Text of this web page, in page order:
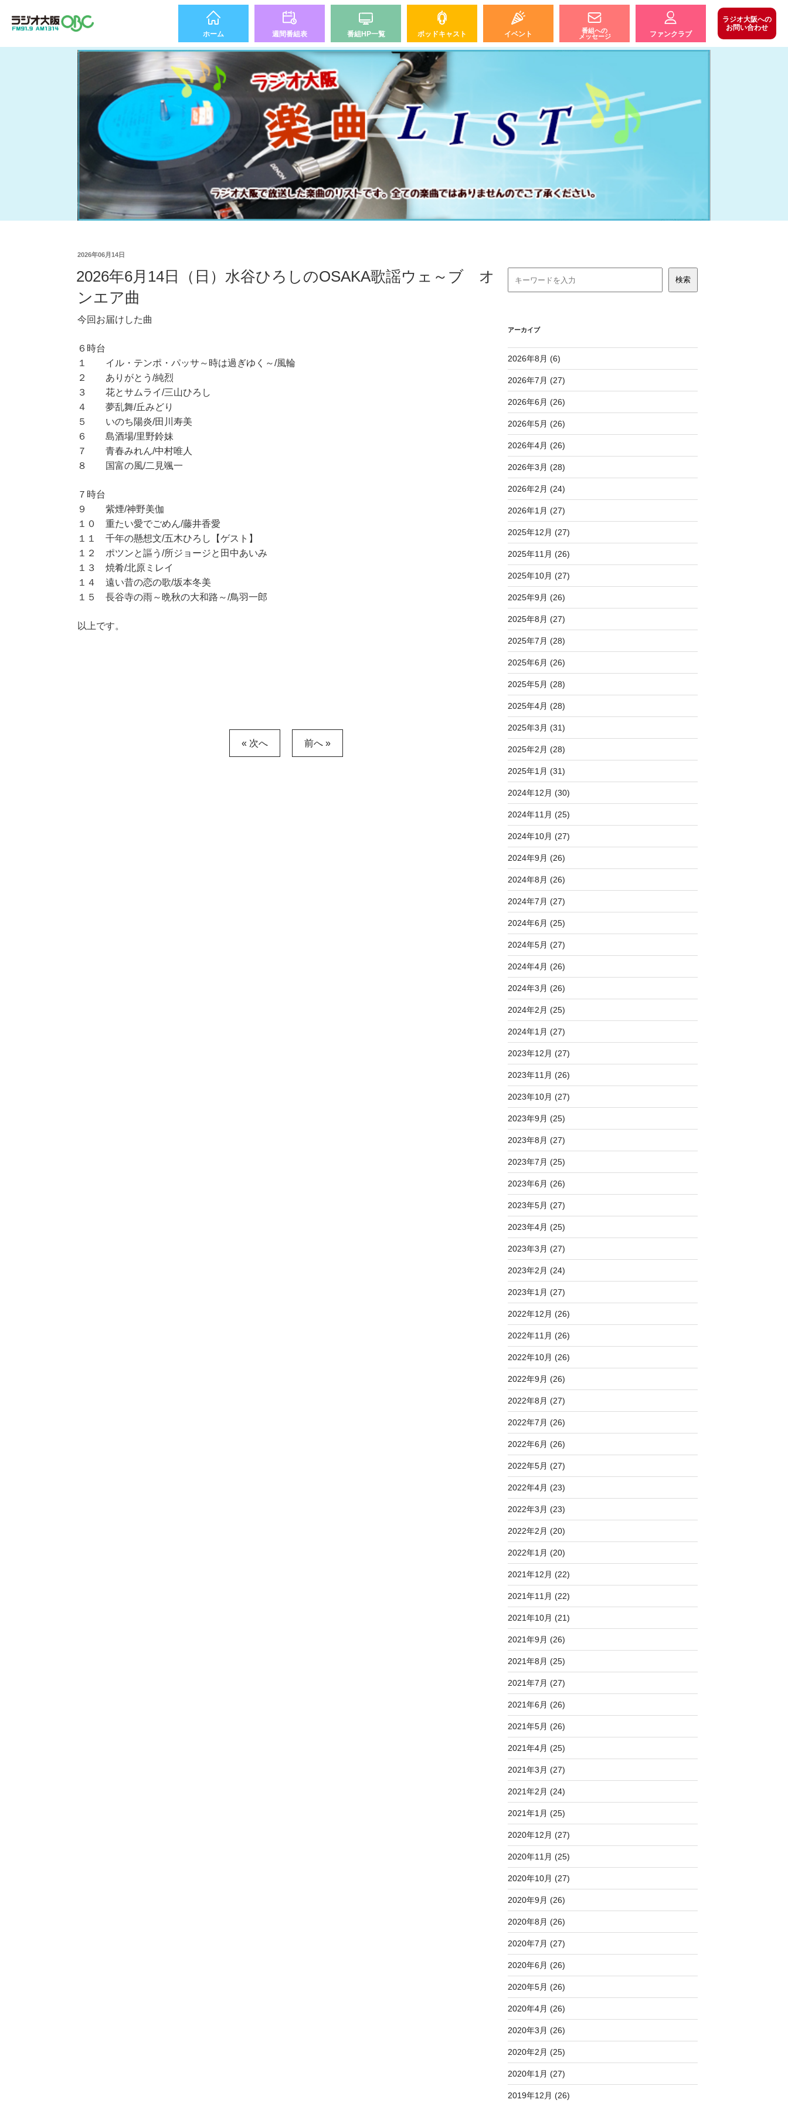
ホーム 週間番組表 番組HP一覧 ポッドキャスト イベント
番組への
メッセージ
ファンクラブ
ラジオ大阪への
お問い合わせ
2026年06月14日
2026年6月14日（日）水谷ひろしのOSAKA歌謡ウェ～ブ オ
ンエア曲
今回お届けした曲
６時台
１ イル・テンポ・パッサ～時は過ぎゆく～/風輪
２ ありがとう/純烈
３ 花とサムライ/三山ひろし
４ 夢乱舞/丘みどり
５ いのち陽炎/田川寿美
６ 島酒場/里野鈴妹
７ 青春みれん/中村唯人
８ 国富の風/二見颯一
７時台
９ 紫煙/神野美伽
１０ 重たい愛でごめん/藤井香愛
１１ 千年の懸想文/五木ひろし【ゲスト】
１２ ポツンと謳う/所ジョージと田中あいみ
１３ 焼肴/北原ミレイ
１４ 遠い昔の恋の歌/坂本冬美
１５ 長谷寺の雨～晩秋の大和路～/鳥羽一郎
以上です。
« 次へ 前へ »
アーカイブ
2026年8月 (6)
2026年7月 (27)
2026年6月 (26)
2026年5月 (26)
2026年4月 (26)
2026年3月 (28)
2026年2月 (24)
2026年1月 (27)
2025年12月 (27)
2025年11月 (26)
2025年10月 (27)
2025年9月 (26)
2025年8月 (27)
2025年7月 (28)
2025年6月 (26)
2025年5月 (28)
2025年4月 (28)
2025年3月 (31)
2025年2月 (28)
2025年1月 (31)
2024年12月 (30)
2024年11月 (25)
2024年10月 (27)
2024年9月 (26)
2024年8月 (26)
2024年7月 (27)
2024年6月 (25)
2024年5月 (27)
2024年4月 (26)
2024年3月 (26)
2024年2月 (25)
2024年1月 (27)
2023年12月 (27)
2023年11月 (26)
2023年10月 (27)
2023年9月 (25)
2023年8月 (27)
2023年7月 (25)
2023年6月 (26)
2023年5月 (27)
2023年4月 (25)
2023年3月 (27)
2023年2月 (24)
2023年1月 (27)
2022年12月 (26)
2022年11月 (26)
2022年10月 (26)
2022年9月 (26)
2022年8月 (27)
2022年7月 (26)
2022年6月 (26)
2022年5月 (27)
2022年4月 (23)
2022年3月 (23)
2022年2月 (20)
2022年1月 (20)
2021年12月 (22)
2021年11月 (22)
2021年10月 (21)
2021年9月 (26)
2021年8月 (25)
2021年7月 (27)
2021年6月 (26)
2021年5月 (26)
2021年4月 (25)
2021年3月 (27)
2021年2月 (24)
2021年1月 (25)
2020年12月 (27)
2020年11月 (25)
2020年10月 (27)
2020年9月 (26)
2020年8月 (26)
2020年7月 (27)
2020年6月 (26)
2020年5月 (26)
2020年4月 (26)
2020年3月 (26)
2020年2月 (25)
2020年1月 (27)
2019年12月 (26)